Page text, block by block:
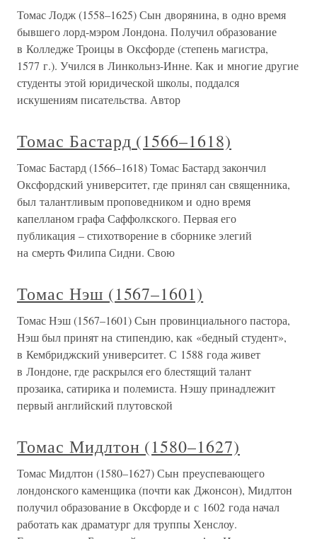
Томас Лодж (1558–1625) Сын дворянина, в одно время
бывшего лорд-мэром Лондона. Получил образование
в Колледже Троицы в Оксфорде (степень магистра,
1577 г.). Учился в Линкольнз-Инне. Как и многие другие
студенты этой юридической школы, поддался
искушениям писательства. Автор
Томас Бастард (1566–1618)
Томас Бастард (1566–1618) Томас Бастард закончил
Оксфордский университет, где принял сан священника,
был талантливым проповедником и одно время
капелланом графа Саффолкского. Первая его
публикация – стихотворение в сборнике элегий
на смерть Филипа Сидни. Свою
Томас Нэш (1567–1601)
Томас Нэш (1567–1601) Сын провинциального пастора,
Нэш был принят на стипендию, как «бедный студент»,
в Кембриджский университет. С 1588 года живет
в Лондоне, где раскрылся его блестящий талант
прозаика, сатирика и полемиста. Нэшу принадлежит
первый английский плутовской
Томас Мидлтон (1580–1627)
Томас Мидлтон (1580–1627) Сын преуспевающего
лондонского каменщика (почти как Джонсон), Мидлтон
получил образование в Оксфорде и с 1602 года начал
работать как драматург для труппы Хенслоу.